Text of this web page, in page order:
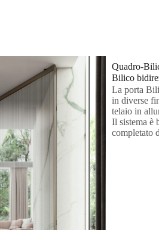
Quadro-
Bilico
La porta
in diverse
telaio in
Il sistema è
completato